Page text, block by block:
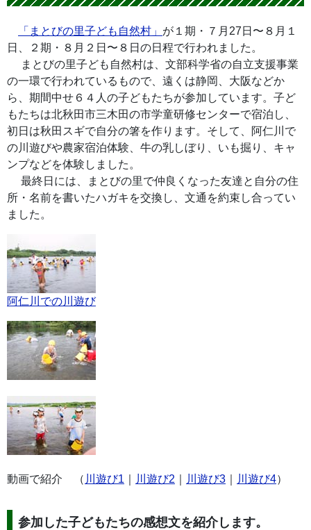
「まとびの里子ども自然村」 が１期・７月27日〜８月１
日、２期・８月２日〜８日の日程で行われました。
まとびの里子ども自然村は、文部科学省の自立支援事業
の一環で行われているもので、遠くは静岡、大阪などか
ら、期間中せ６４人の子どもたちが参加しています。子ど
もたちは北秋田市三木田の市学童研修センターで宿泊し、
初日は秋田スギで自分の箸を作ります。そして、阿仁川で
の川遊びや農家宿泊体験、牛の乳しぼり、いも掘り、キャ
ンプなどを体験しました。
最終日には、まとびの里で仲良くなった友達と自分の住
所・名前を書いたハガキを交換し、文通を約束し合ってい
ました。
阿仁川での川遊び
動画で紹介 （ 川遊び1 川遊び2 川遊び3 川遊び4）
参加した子どもたちの感想文を紹介します。